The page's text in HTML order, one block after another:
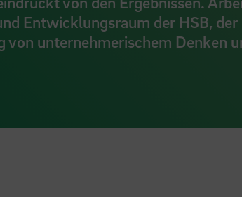
Entwicklungsraum der HSB,
unternehmerischem Denken